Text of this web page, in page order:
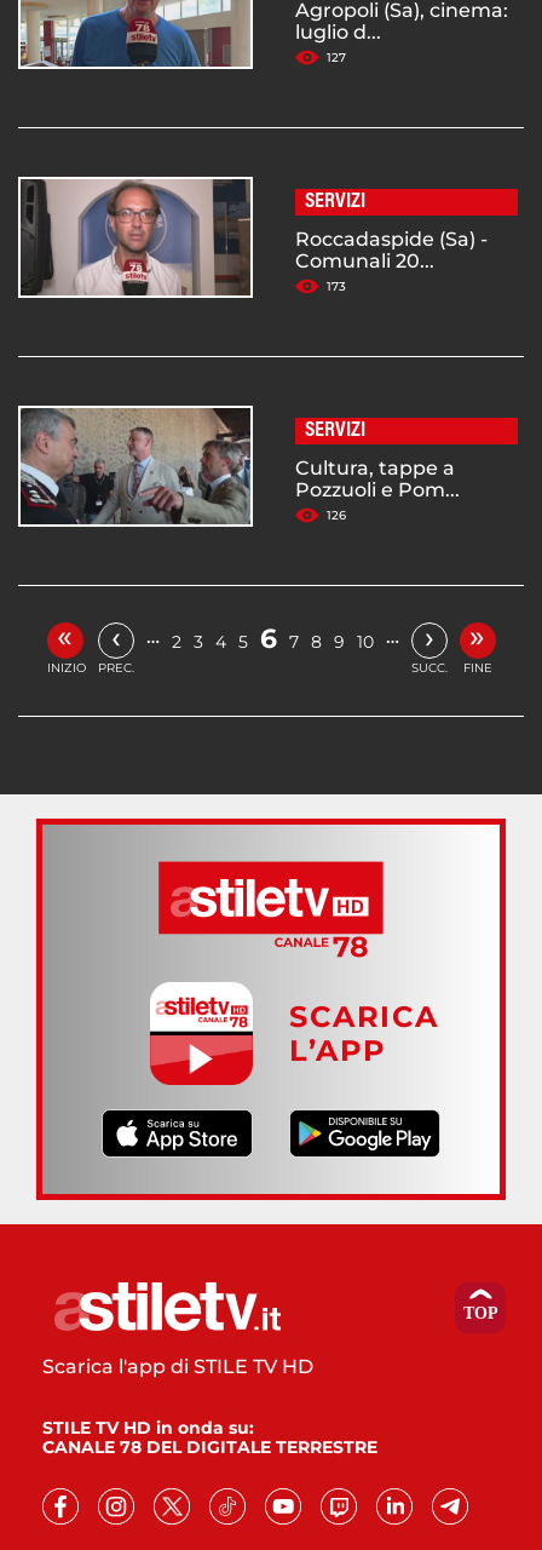
Agropoli (Sa), cinema:
luglio d...
127
SERVIZI
Roccadaspide (Sa) -
Comunali 20...
173
SERVIZI
Cultura, tappe a
Pozzuoli e Pom...
126
«
INIZIO
‹
PREC.
… 2 3 4 5 6 7 8 9 10 … ›
SUCC.
»
FINE
SCARICA
L’APP
Scarica l'app di STILE TV HD
STILE TV HD in onda su:
CANALE 78 DEL DIGITALE TERRESTRE